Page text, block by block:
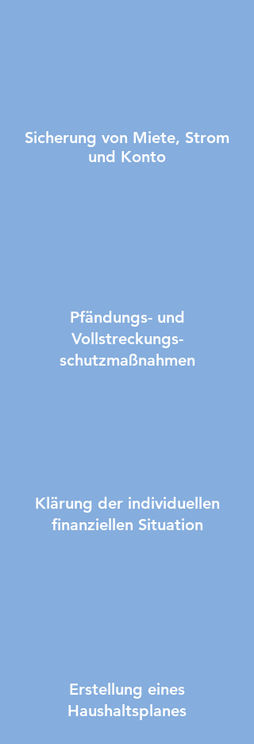
Sicherung von Miete, Strom
und Konto
Pfändungs- und
Vollstreckungs-
schutzmaßnahmen
Klärung der individuellen
finanziellen Situation
Erstellung eines
Haushaltsplanes